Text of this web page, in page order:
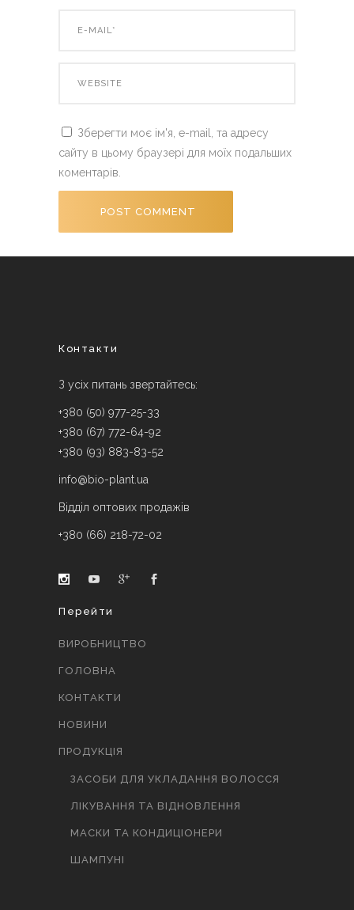
Зберегти моє ім'я, e-mail, та адресу
сайту в цьому браузері для моїх подальших
коментарів.
Контакти
З усіх питань звертайтесь:
+380 (50) 977-25-33
+380 (67) 772-64-92
+380 (93) 883-83-52
info@bio-plant.ua
Відділ оптових продажів
+380 (66) 218-72-02
Перейти
ВИРОБНИЦТВО
ГОЛОВНА
КОНТАКТИ
НОВИНИ
ПРОДУКЦІЯ
ЗАСОБИ ДЛЯ УКЛАДАННЯ ВОЛОССЯ
ЛІКУВАННЯ ТА ВІДНОВЛЕННЯ
МАСКИ ТА КОНДИЦІОНЕРИ
ШАМПУНІ